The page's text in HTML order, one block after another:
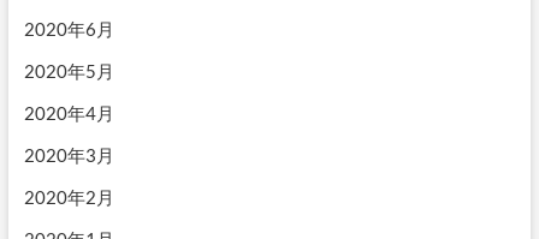
2020年6月
2020年5月
2020年4月
2020年3月
2020年2月